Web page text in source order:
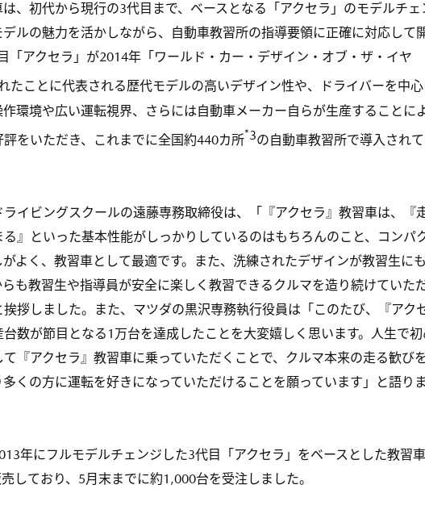
、初代から現行の3代目まで、ベースとなる「アクセラ」のモデルチェ
ルの魅力を活かしながら、自動車教習所の指導要領に正確に対応して
「アクセラ」が2014年「ワールド・カー・デザイン・オブ・ザ・イヤ
たことに代表される歴代モデルの高いデザイン性や、ドライバーを中
環境や広い運転視界、さらには自動車メーカー自らが生産することに
をいただき、これまでに全国約440カ所*3の自動車教習所で導入されて
イビングスクールの遠藤専務取締役は、「『アクセラ』教習車は、『
』といった基本性能がしっかりしているのはもちろんのこと、コンパ
がよく、教習車として最適です。また、洗練されたデザインが教習生にも
も教習生や指導員が安全に楽しく教習できるクルマを造り続けていた
拶しました。また、マツダの黒沢専務執行役員は「このたび、『アク
数が節目となる1万台を達成したことを大変嬉しく思います。人生で初
『アクセラ』教習車に乗っていただくことで、クルマ本来の走る歓びを
くの方に運転を好きになっていただけることを願っています」と語りま
年にフルモデルチェンジした3代目「アクセラ」をベースとした教習車
しており、5月末までに約1,000台を受注しました。